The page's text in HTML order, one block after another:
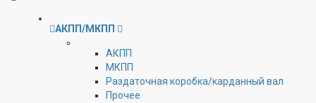
АКПП/МКПП
АКПП
МКПП
Раздаточная коробка/карданный вал
Прочее